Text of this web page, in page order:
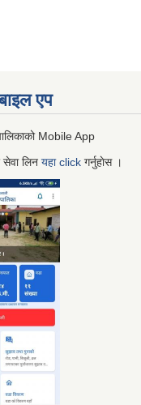
एप
Mobile App
सेवा लिन यहाclick गर्नुहाेस ।